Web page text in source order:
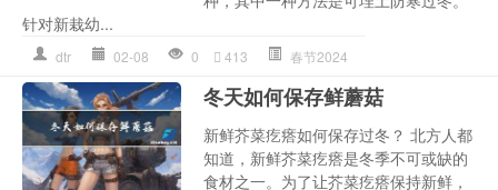
针对新栽幼...
dtr 02-08 0 413 春节2024
冬天如何保存鲜蘑菇
新鲜芥菜疙瘩如何保存过冬？ 北方人都
知道，新鲜芥菜疙瘩是冬季不可或缺的
食材之一。为了让芥菜疙瘩保持新鲜，